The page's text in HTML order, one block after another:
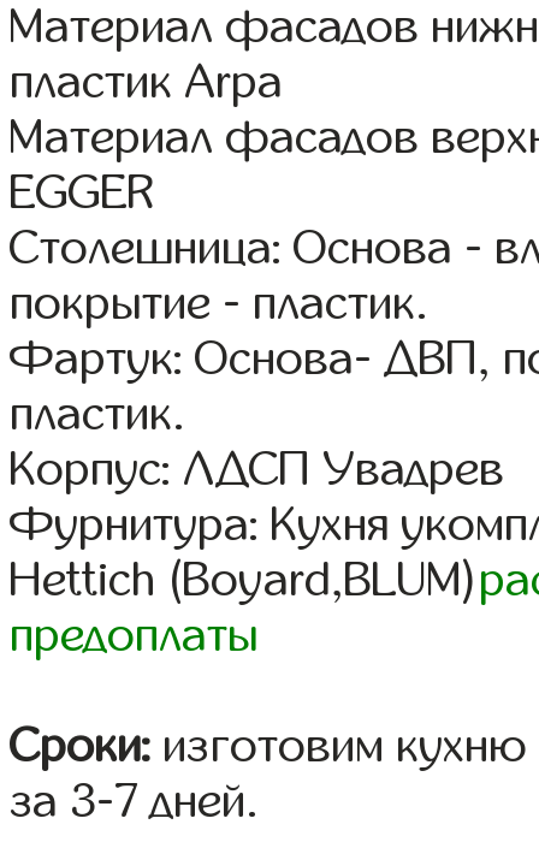
Материал фасадов
пластик Arpa
Материал фасадов
EGGER
Столешница: Основа -
покрытие - пластик.
Фартук: Основа- ДВП,
пластик.
Корпус: ЛДСП Увадрев
Фурнитура: Кухня
Hettich (Boyard,BLUM)
предоплаты
Сроки: изготовим
за 3-7 дней.